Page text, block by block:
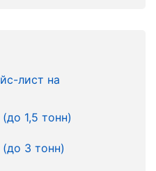
лист на
1,5 тонн)
3 тонн)